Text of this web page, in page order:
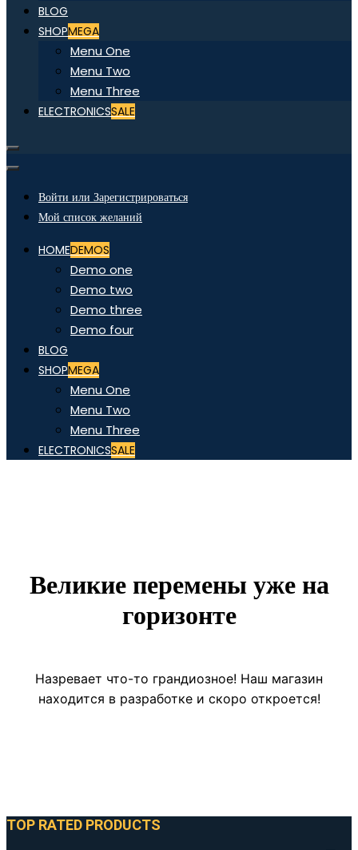
BLOG
SHOPMEGA
Menu One
Menu Two
Menu Three
ELECTRONICSSALE
Войти или Зарегистрироваться
Мой список желаний
HOMEDEMOS
Demo one
Demo two
Demo three
Demo four
BLOG
SHOPMEGA
Menu One
Menu Two
Menu Three
ELECTRONICSSALE
Великие перемены уже на
горизонте
Назревает что-то грандиозное! Наш магазин
находится в разработке и скоро откроется!
TOP RATED PRODUCTS